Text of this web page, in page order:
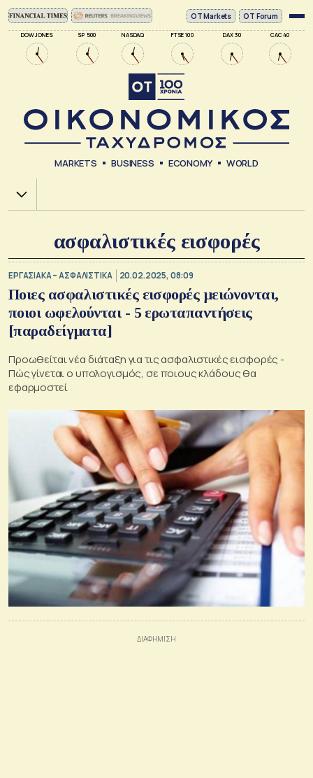
DOW JONES SP 500 NASDAQ FTSE 100 DAX 30 CAC 40
ΟΤ Markets OT Forum
MARKETS BUSINESS ECONOMY WORLD
Χ.Α.
ασφαλιστικές εισφορές
ΕΡΓΑΣΙΑΚΑ – ΑΣΦΑΛΙΣΤΙΚΑ 20.02.2025, 08:09
Ποιες ασφαλιστικές εισφορές μειώνονται,
ποιοι ωφελούνται - 5 ερωταπαντήσεις
[παραδείγματα]
Προωθείται νέα διάταξη για τις ασφαλιστικές εισφορές -
Πώς γίνεται ο υπολογισμός, σε ποιους κλάδους θα
εφαρμοστεί